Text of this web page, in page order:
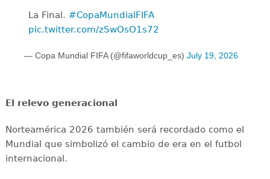
La Final. ️ #CopaMundialFIFA
pic.twitter.com/zSwOsO1s72
— Copa Mundial FIFA (@fifaworldcup_es) July 19, 2026
El relevo generacional
Norteamérica 2026 también será recordado como el
Mundial que simbolizó el cambio de era en el futbol
internacional.